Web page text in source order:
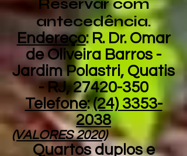
Reservar com
antecedência.
Endereço: R. Dr. Omar
de Oliveira Barros -
Jardim Polastri, Quatis
- RJ,27420-350
Telefone:(24) 3353-
2038
(VALORES 2020)
Quartos duplos e